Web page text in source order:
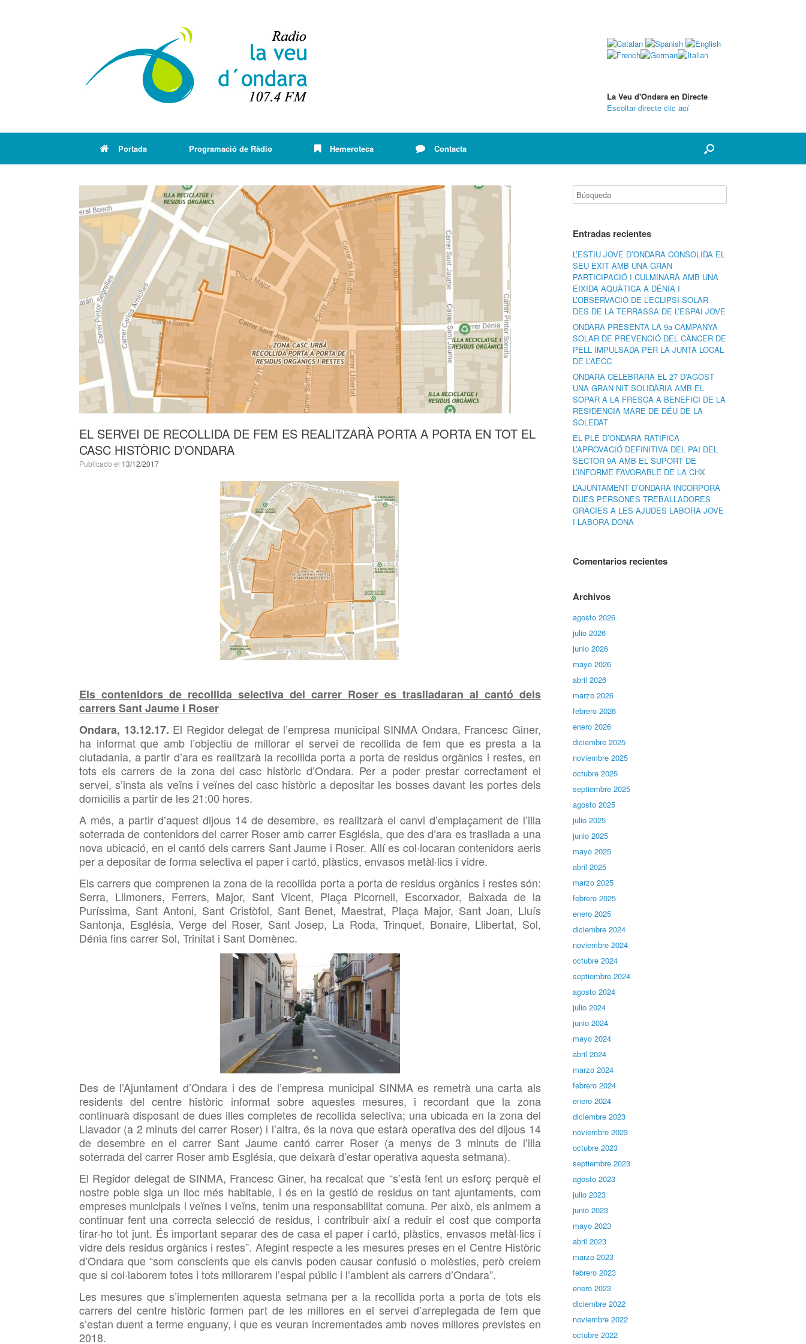
La Veu d'Ondara en Directe
Escoltar directe clic ací
Portada Programació de Ràdio Hemeroteca Contacta
EL SERVEI DE RECOLLIDA DE FEM ES REALITZARÀ PORTA A PORTA EN TOT EL
CASC HISTÒRIC D’ONDARA
Publicado el 13/12/2017
Els contenidors de recollida selectiva del carrer Roser es traslladaran al cantó dels
carrers Sant Jaume i Roser
Ondara, 13.12.17. El Regidor delegat de l’empresa municipal SINMA Ondara, Francesc Giner,
ha informat que amb l’objectiu de millorar el servei de recollida de fem que es presta a la
ciutadania, a partir d’ara es realitzarà la recollida porta a porta de residus orgànics i restes, en
tots els carrers de la zona del casc històric d’Ondara. Per a poder prestar correctament el
servei, s’insta als veïns i veïnes del casc històric a depositar les bosses davant les portes dels
domicilis a partir de les 21:00 hores.
A més, a partir d’aquest dijous 14 de desembre, es realitzarà el canvi d’emplaçament de l’illa
soterrada de contenidors del carrer Roser amb carrer Església, que des d’ara es trasllada a una
nova ubicació, en el cantó dels carrers Sant Jaume i Roser. Allí es col·locaran contenidors aeris
per a depositar de forma selectiva el paper i cartó, plàstics, envasos metàl·lics i vidre.
Els carrers que comprenen la zona de la recollida porta a porta de residus orgànics i restes són:
Serra, Llimoners, Ferrers, Major, Sant Vicent, Plaça Picornell, Escorxador, Baixada de la
Puríssima, Sant Antoni, Sant Cristòfol, Sant Benet, Maestrat, Plaça Major, Sant Joan, Lluís
Santonja, Església, Verge del Roser, Sant Josep, La Roda, Trinquet, Bonaire, Llibertat, Sol,
Dénia fins carrer Sol, Trinitat i Sant Domènec.
Des de l’Ajuntament d’Ondara i des de l’empresa municipal SINMA es remetrà una carta als
residents del centre històric informat sobre aquestes mesures, i recordant que la zona
continuarà disposant de dues illes completes de recollida selectiva; una ubicada en la zona del
Llavador (a 2 minuts del carrer Roser) i l’altra, és la nova que estarà operativa des del dijous 14
de desembre en el carrer Sant Jaume cantó carrer Roser (a menys de 3 minuts de l’illa
soterrada del carrer Roser amb Església, que deixarà d’estar operativa aquesta setmana).
El Regidor delegat de SINMA, Francesc Giner, ha recalcat que “s’està fent un esforç perquè el
nostre poble siga un lloc més habitable, i és en la gestió de residus on tant ajuntaments, com
empreses municipals i veïnes i veïns, tenim una responsabilitat comuna. Per això, els animem a
continuar fent una correcta selecció de residus, i contribuir així a reduir el cost que comporta
tirar-ho tot junt. És important separar des de casa el paper i cartó, plàstics, envasos metàl·lics i
vidre dels residus orgànics i restes”. Afegint respecte a les mesures preses en el Centre Històric
d’Ondara que “som conscients que els canvis poden causar confusió o molèsties, però creiem
que si col·laborem totes i tots millorarem l’espai públic i l’ambient als carrers d’Ondara”.
Les mesures que s’implementen aquesta setmana per a la recollida porta a porta de tots els
carrers del centre històric formen part de les millores en el servei d’arreplegada de fem que
s’estan duent a terme enguany, i que es veuran incrementades amb noves millores previstes en
2018.
Entradas recientes
L’ESTIU JOVE D’ONDARA CONSOLIDA EL
SEU ÈXIT AMB UNA GRAN
PARTICIPACIÓ I CULMINARÀ AMB UNA
EIXIDA AQUÀTICA A DÉNIA I
L’OBSERVACIÓ DE L’ECLIPSI SOLAR
DES DE LA TERRASSA DE L’ESPAI JOVE
ONDARA PRESENTA LA 9a CAMPANYA
SOLAR DE PREVENCIÓ DEL CÀNCER DE
PELL IMPULSADA PER LA JUNTA LOCAL
DE L’AECC
ONDARA CELEBRARÀ EL 27 D’AGOST
UNA GRAN NIT SOLIDÀRIA AMB EL
SOPAR A LA FRESCA A BENEFICI DE LA
RESIDÈNCIA MARE DE DÉU DE LA
SOLEDAT
EL PLE D’ONDARA RATIFICA
L’APROVACIÓ DEFINITIVA DEL PAI DEL
SECTOR 9A AMB EL SUPORT DE
L’INFORME FAVORABLE DE LA CHX
L’AJUNTAMENT D’ONDARA INCORPORA
DUES PERSONES TREBALLADORES
GRÀCIES A LES AJUDES LABORA JOVE
I LABORA DONA
Comentarios recientes
Archivos
agosto 2026
julio 2026
junio 2026
mayo 2026
abril 2026
marzo 2026
febrero 2026
enero 2026
diciembre 2025
noviembre 2025
octubre 2025
septiembre 2025
agosto 2025
julio 2025
junio 2025
mayo 2025
abril 2025
marzo 2025
febrero 2025
enero 2025
diciembre 2024
noviembre 2024
octubre 2024
septiembre 2024
agosto 2024
julio 2024
junio 2024
mayo 2024
abril 2024
marzo 2024
febrero 2024
enero 2024
diciembre 2023
noviembre 2023
octubre 2023
septiembre 2023
agosto 2023
julio 2023
junio 2023
mayo 2023
abril 2023
marzo 2023
febrero 2023
enero 2023
diciembre 2022
noviembre 2022
octubre 2022